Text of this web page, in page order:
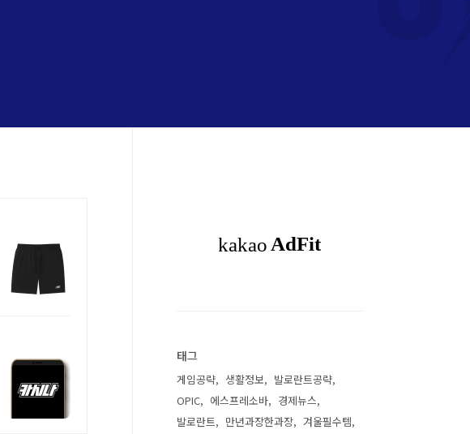
태그
게임공략 생활정보
발로란트공략
OPIC
에스프레소바
경제뉴스
발로란트
만년과장한과장
겨울필수템